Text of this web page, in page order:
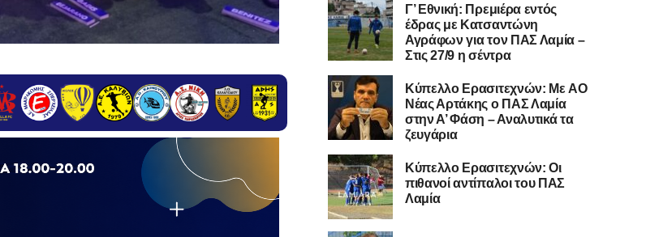
Γ’ Εθνική: Πρεμιέρα εντός
έδρας με Κατσαντώνη
Αγράφων για τον ΠΑΣ Λαμία –
Στις 27/9 η σέντρα
Kύπελλο Ερασιτεχνών: Με AO
Nέας Αρτάκης ο ΠΑΣ Λαμία
στην Α’ Φάση – Αναλυτικά τα
ζευγάρια
Κύπελλο Ερασιτεχνών: Οι
πιθανοί αντίπαλοι του ΠΑΣ
Λαμία